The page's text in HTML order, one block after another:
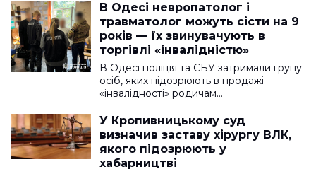
В Одесі невропатолог і
травматолог можуть сісти на 9
років — їх звинувачують в
торгівлі «інвалідністю»
В Одесі поліція та СБУ затримали групу
осіб, яких підозрюють в продажі
«інвалідності» родичам…
У Кропивницькому суд
визначив заставу хірургу ВЛК,
якого підозрюють у
хабарництві